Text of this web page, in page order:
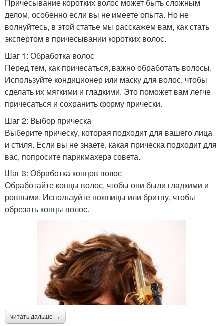
Причесывание коротких волос может быть сложным
делом, особенно если вы не имеете опыта. Но не
волнуйтесь, в этой статье мы расскажем вам, как стать
экспертом в причесывании коротких волос.
Шаг 1: Обработка волос
Перед тем, как причесаться, важно обработать волосы.
Используйте кондиционер или маску для волос, чтобы
сделать их мягкими и гладкими. Это поможет вам легче
причесаться и сохранить форму прически.
Шаг 2: Выбор прическа
Выберите прическу, которая подходит для вашего лица
и стиля. Если вы не знаете, какая прическа подходит для
вас, попросите парикмахера совета.
Шаг 3: Обработка концов волос
Обработайте концы волос, чтобы они были гладкими и
ровными. Используйте ножницы или бритву, чтобы
обрезать концы волос.
читать дальше →